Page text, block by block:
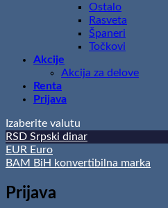
Ostalo
Rasveta
Španeri
Točkovi
Akcije
Akcija za delove
Renta
Prijava
Izaberite valutu
RSD Srpski dinar
EUR Euro
BAM
BiH konvertibilna marka
Prijava